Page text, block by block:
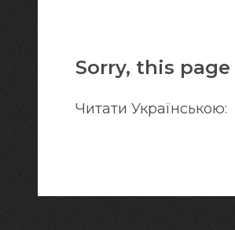
Sorry, this
Читати Українською: